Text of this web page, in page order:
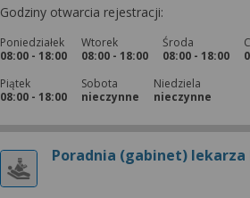
Godziny otwarcia rejestracji:
Poniedziałek
08:00 - 18:00
Wtorek
08:00 - 18:00
Środa
08:00 - 18:00
Piątek
08:00 - 18:00
Sobota
nieczynne
Niedziela
nieczynne
Poradnia (gabinet) lekarza